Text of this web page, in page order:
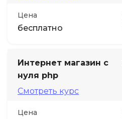
Цена
бесплатно
Интернет магазин с
нуля php
Смотреть курс
Цена